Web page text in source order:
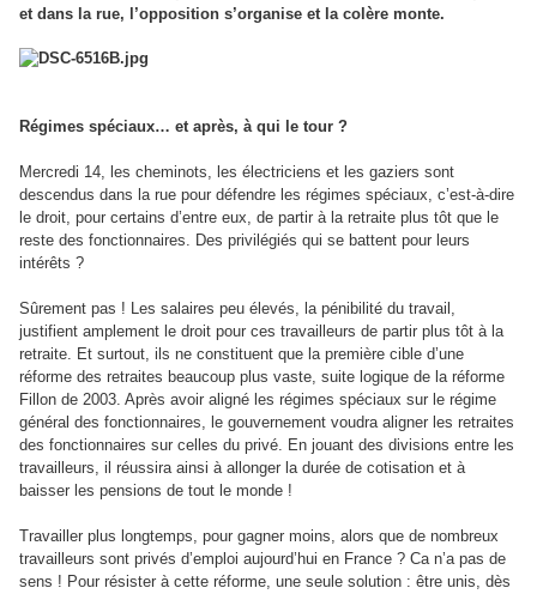
et dans la rue, l’opposition s’organise et la colère monte.
Régimes spéciaux… et après, à qui le tour ?
Mercredi 14, les cheminots, les électriciens et les gaziers sont
descendus dans la rue pour défendre les régimes spéciaux, c’est-à-dire
le droit, pour certains d’entre eux, de partir à la retraite plus tôt que le
reste des fonctionnaires. Des privilégiés qui se battent pour leurs
intérêts ?
Sûrement pas ! Les salaires peu élevés, la pénibilité du travail,
justifient amplement le droit pour ces travailleurs de partir plus tôt à la
retraite. Et surtout, ils ne constituent que la première cible d’une
réforme des retraites beaucoup plus vaste, suite logique de la réforme
Fillon de 2003. Après avoir aligné les régimes spéciaux sur le régime
général des fonctionnaires, le gouvernement voudra aligner les retraites
des fonctionnaires sur celles du privé. En jouant des divisions entre les
travailleurs, il réussira ainsi à allonger la durée de cotisation et à
baisser les pensions de tout le monde !
Travailler plus longtemps, pour gagner moins, alors que de nombreux
travailleurs sont privés d’emploi aujourd’hui en France ? Ca n’a pas de
sens ! Pour résister à cette réforme, une seule solution : être unis, dès